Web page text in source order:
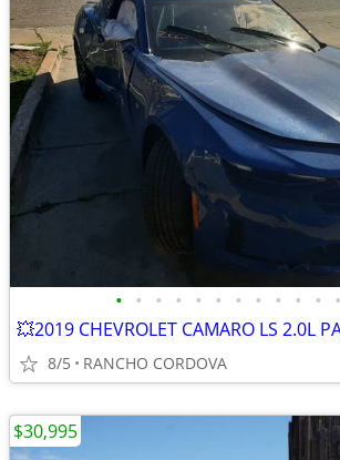
• • • • • • • • • • • •
💥2019 CHEVROLET CAMARO LS 2.0L
8/5 RANCHO CORDOVA
$30,995